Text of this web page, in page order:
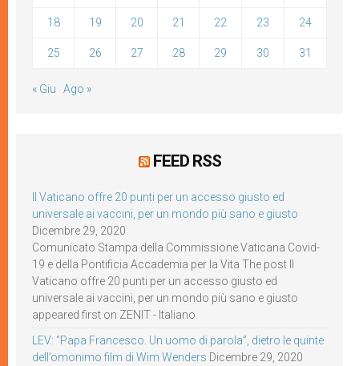
18 19 20 21 22 23 24
25 26 27 28 29 30 31
« Giu Ago »
FEED RSS
Il Vaticano offre 20 punti per un accesso giusto ed
universale ai vaccini, per un mondo più sano e giusto
Dicembre 29, 2020
Comunicato Stampa della Commissione Vaticana Covid-
19 e della Pontificia Accademia per la Vita The post Il
Vaticano offre 20 punti per un accesso giusto ed
universale ai vaccini, per un mondo più sano e giusto
appeared first on ZENIT - Italiano.
LEV: “Papa Francesco. Un uomo di parola”, dietro le quinte
dell’omonimo film di Wim Wenders Dicembre 29, 2020